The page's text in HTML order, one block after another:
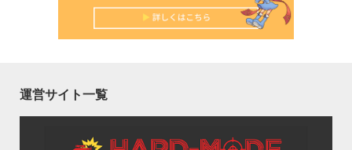
運営サイト一覧